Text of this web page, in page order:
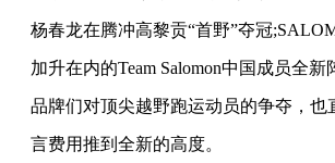
杨春龙在腾冲高黎贡“首野”夺冠
加升在内的Team Salomon中国成员全
品牌们对顶尖越野跑运动员的争夺，也
言费用推到全新的高度。